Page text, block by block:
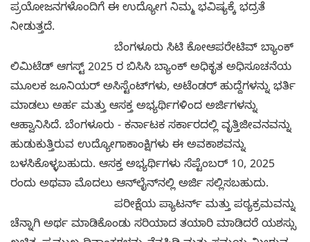
ಪ್ರಯೋಜನಗಳೊಂದಿಗೆ ಈ ಉದ್ಯೋಗ ನಿಮ್ಮ ಭವಿಷ್ಯಕ್ಕೆ ಭದ್ರತೆ
ನೀಡುತ್ತದೆ.
ಬೆಂಗಳೂರು ಸಿಟಿ ಕೋಆಪರೇಟಿವ್ ಬ್ಯಾಂಕ್
ಲಿಮಿಟೆಡ್ ಆಗಸ್ಟ್ 2025 ರ ಬಿಸಿಸಿ ಬ್ಯಾಂಕ್ ಅಧಿಕೃತ ಅಧಿಸೂಚನೆಯ
ಮೂಲಕ ಜೂನಿಯರ್ ಅಸಿಸ್ಟೆಂಟ್‌ಗಳು, ಅಟೆಂಡರ್ ಹುದ್ದೆಗಳನ್ನು ಭರ್ತಿ
ಮಾಡಲು ಅರ್ಹ ಮತ್ತು ಆಸಕ್ತ ಅಭ್ಯರ್ಥಿಗಳಿಂದ ಅರ್ಜಿಗಳನ್ನು
ಆಹ್ವಾನಿಸಿದೆ. ಬೆಂಗಳೂರು - ಕರ್ನಾಟಕ ಸರ್ಕಾರದಲ್ಲಿ ವೃತ್ತಿಜೀವನವನ್ನು
ಹುಡುಕುತ್ತಿರುವ ಉದ್ಯೋಗಾಕಾಂಕ್ಷಿಗಳು ಈ ಅವಕಾಶವನ್ನು
ಬಳಸಿಕೊಳ್ಳಬಹುದು. ಆಸಕ್ತ ಅಭ್ಯರ್ಥಿಗಳು ಸೆಪ್ಟೆಂಬರ್ 10, 2025
ರಂದು ಅಥವಾ ಮೊದಲು ಆನ್‌ಲೈನ್‌ನಲ್ಲಿ ಅರ್ಜಿ ಸಲ್ಲಿಸಬಹುದು.
ಪರೀಕ್ಷೆಯ ಪ್ಯಾಟರ್ನ್ ಮತ್ತು ಪಠ್ಯಕ್ರಮವನ್ನು
ಚೆನ್ನಾಗಿ ಅರ್ಥ ಮಾಡಿಕೊಂಡು ಸರಿಯಾದ ತಯಾರಿ ಮಾಡಿದರೆ ಯಶಸ್ಸು